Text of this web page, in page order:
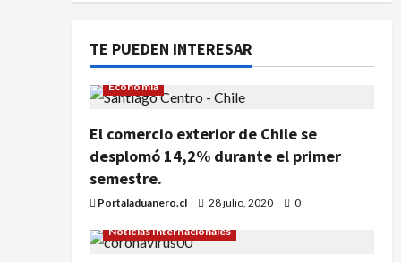
TE PUEDEN INTERESAR
Economía
El comercio exterior de Chile se
desplomó 14,2% durante el primer
semestre.
Portaladuanero.cl 28 julio, 2020 0
Noticias Internacionales